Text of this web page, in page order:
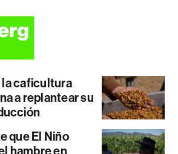
la caficultura
a replantear su
que El Niño
hambre en